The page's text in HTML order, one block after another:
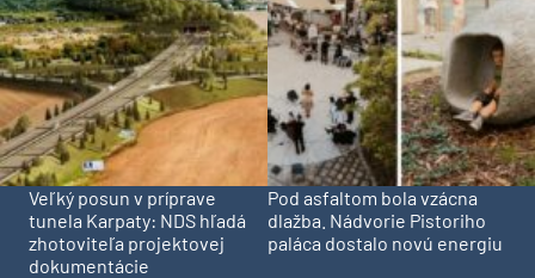
Veľký posun v príprave
tunela Karpaty: NDS hľadá
zhotoviteľa projektovej
dokumentácie
Pod asfaltom bola vzácna
dlažba. Nádvorie Pistoriho
paláca dostalo novú energiu